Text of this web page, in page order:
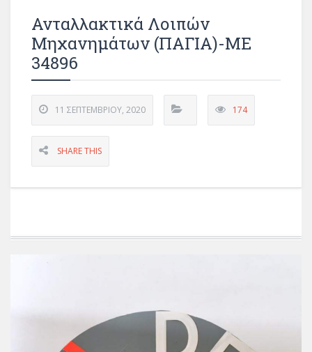
Ανταλλακτικά Λοιπών
Μηχανημάτων (ΠΑΓΙΑ)-ΜΕ
34896
11 ΣΕΠΤΕΜΒΡΊΟΥ, 2020 174
SHARE THIS